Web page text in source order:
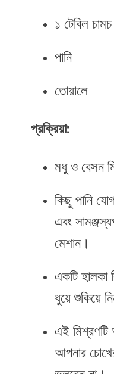
১ টেবিল
পানি
তোয়ালে
প্রক্রিয়া:
মধু ও বেসন
কিছু পানি
এবং
মেশান।
একটি হালকা
ধুয়ে শুকিয়ে
এই মিশ্রণটি
আপনার